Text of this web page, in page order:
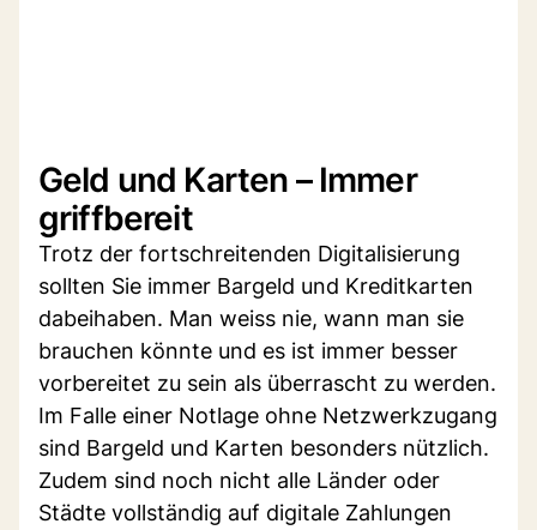
Geld und Karten – Immer
griffbereit
Trotz der fortschreitenden Digitalisierung
sollten Sie immer Bargeld und Kreditkarten
dabeihaben. Man weiss nie, wann man sie
brauchen könnte und es ist immer besser
vorbereitet zu sein als überrascht zu werden.
Im Falle einer Notlage ohne Netzwerkzugang
sind Bargeld und Karten besonders nützlich.
Zudem sind noch nicht alle Länder oder
Städte vollständig auf digitale Zahlungen